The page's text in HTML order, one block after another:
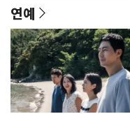
연예